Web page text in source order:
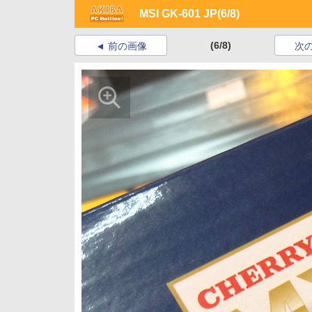
MSI GK-601 JP(6/8)
前の画像 (6/8) 次